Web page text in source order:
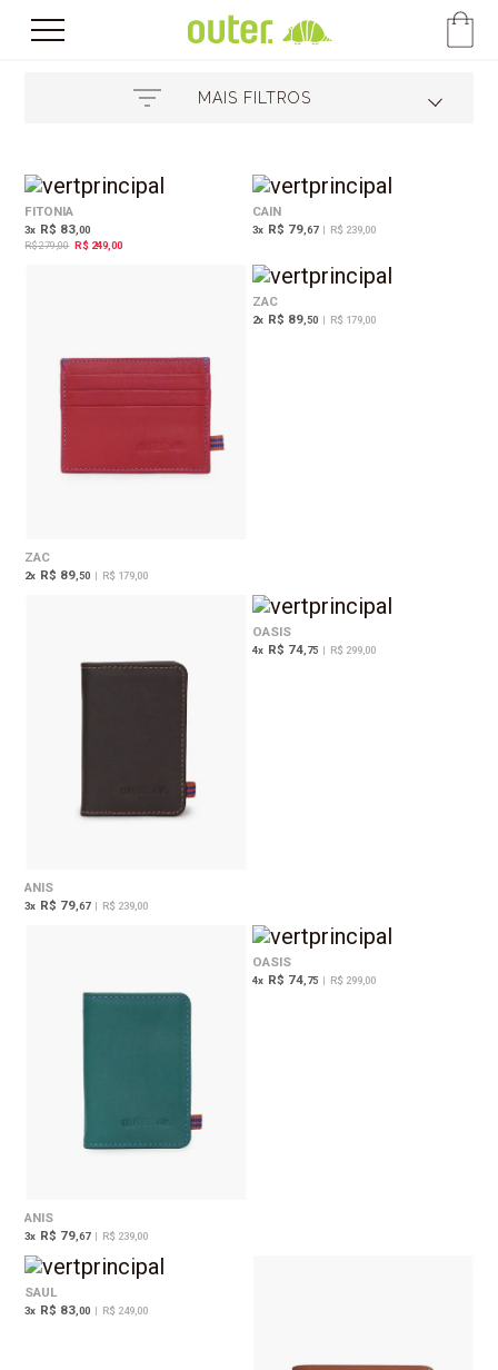
MAIS FILTROS
FITONIA
3x R$ 83 ,00
R$ 279,00 R$ 249,00
CAIN
3x R$ 79,67 | R$ 239,00
ZAC
2x R$ 89 ,50 | R$ 179,00
ZAC
2x R$ 89,50 | R$ 179,00
ANIS
3x R$ 79 ,67 | R$ 239,00
OASIS
4x R$ 74,75 | R$ 299,00
ANIS
3x R$ 79 ,67 | R$ 239,00
OASIS
4x R$ 74,75 | R$ 299,00
SAUL
3x R$ 83 ,00 | R$ 249,00